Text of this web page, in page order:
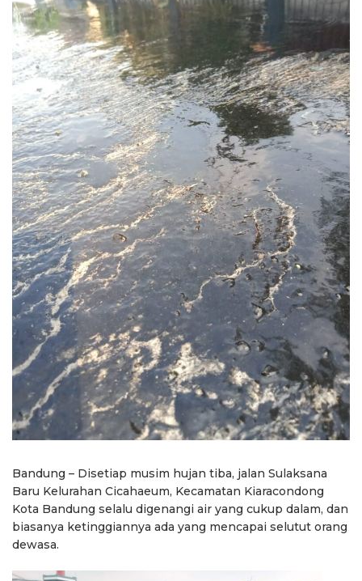
Bandung – Disetiap musim hujan tiba, jalan Sulaksana
Baru Kelurahan Cicahaeum, Kecamatan Kiaracondong
Kota Bandung selalu digenangi air yang cukup dalam, dan
biasanya ketinggiannya ada yang mencapai selutut orang
dewasa.